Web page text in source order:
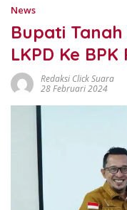
News
Bupati
LKPD Ke
Redaksi Click Suara
28 Februari 2024